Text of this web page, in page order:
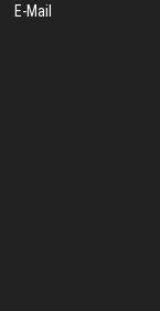
E-Mail